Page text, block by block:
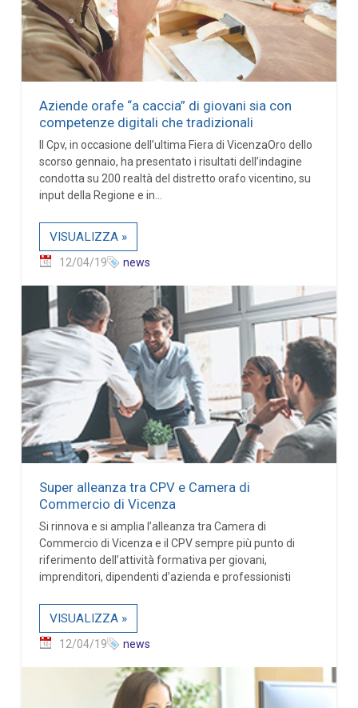
Aziende orafe “a caccia” di giovani sia con
competenze digitali che tradizionali
Il Cpv, in occasione dell’ultima Fiera di VicenzaOro dello
scorso gennaio, ha presentato i risultati dell’indagine
condotta su 200 realtà del distretto orafo vicentino, su
input della Regione e in...
VISUALIZZA »
12/04/19 news
Super alleanza tra CPV e Camera di
Commercio di Vicenza
Si rinnova e si amplia l’alleanza tra Camera di
Commercio di Vicenza e il CPV sempre più punto di
riferimento dell’attività formativa per giovani,
imprenditori, dipendenti d’azienda e professionisti
VISUALIZZA »
12/04/19 news